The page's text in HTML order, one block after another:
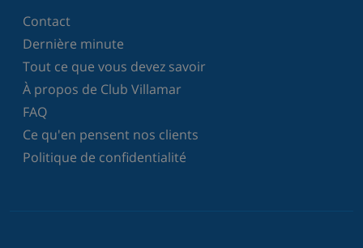
Contact
Dernière minute
Tout ce que vous devez savoir
À propos de Club Villamar
FAQ
Ce qu'en pensent nos clients
Politique de confidentialité